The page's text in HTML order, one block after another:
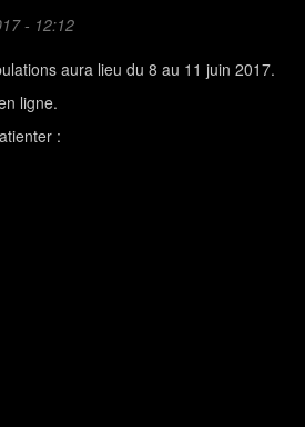
- 12:12
aura lieu du 8 au 11 juin 2017.
ligne.
: